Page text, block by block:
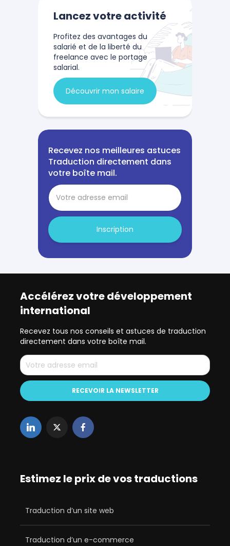
Lancez votre activité
Profitez des avantages du
salarié et de la liberté du
freelance avec le portage
salarial.
Découvrir mon salaire
Recevez nos meilleures astuces
Traduction directement dans
votre boîte mail.
Inscription
Accélérez votre développement
international
Recevez tous nos conseils et astuces de traduction
directement dans votre boîte mail.
Estimez le prix de vos traductions
Traduction d’un site web
Traduction d’un e-commerce